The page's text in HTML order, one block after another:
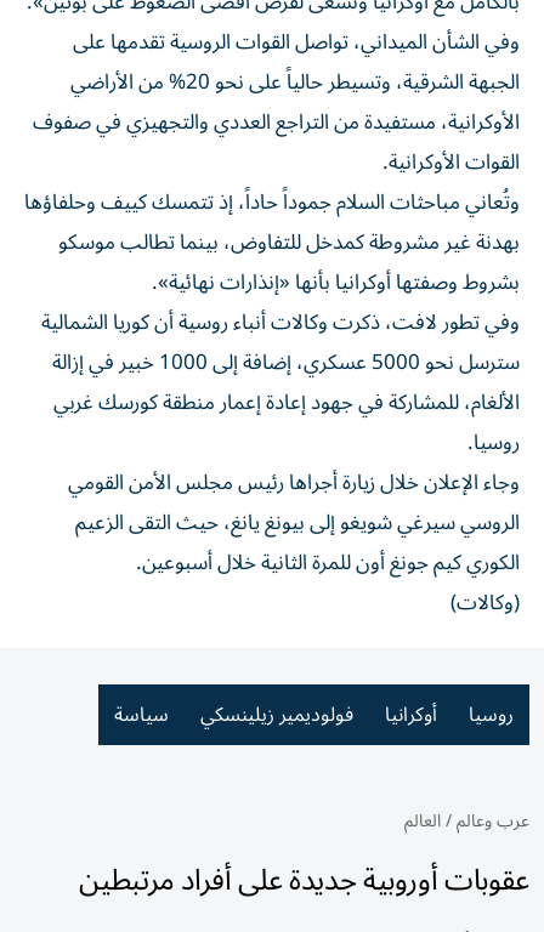
وفي الشأن الميداني، تواصل القوات الروسية تقدمها على
الجبهة الشرقية، وتسيطر حالياً على نحو 20% من الأراضي
الأوكرانية، مستفيدة من التراجع العددي والتجهيزي في صفوف
القوات الأوكرانية.
وتُعاني مباحثات السلام جموداً حاداً، إذ تتمسك كييف وحلفاؤها
بهدنة غير مشروطة كمدخل للتفاوض، بينما تطالب موسكو
بشروط وصفتها أوكرانيا بأنها «إنذارات نهائية».
وفي تطور لافت، ذكرت وكالات أنباء روسية أن كوريا الشمالية
سترسل نحو 5000 عسكري، إضافة إلى 1000 خبير في إزالة
الألغام، للمشاركة في جهود إعادة إعمار منطقة كورسك غربي
روسيا.
وجاء الإعلان خلال زيارة أجراها رئيس مجلس الأمن القومي
الروسي سيرغي شويغو إلى بيونغ يانغ، حيث التقى الزعيم
الكوري كيم جونغ أون للمرة الثانية خلال أسبوعين.
(وكالات)
روسيا أوكرانيا فولوديمير زيلينسكي سياسة
عرب وعالم/العالم
عقوبات أوروبية جديدة على أفراد مرتبطين